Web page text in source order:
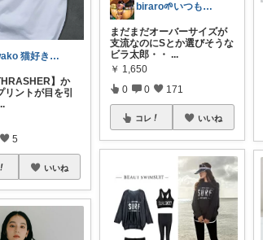
sawako 猫好き😽見て頂き感謝🙏
】か
リントが目を引
5
いいね
biraro🌱いつもありがとう♡
まだまだオーバーサイズが
支流なのにSとか選びそうな
ビラ太郎・・ ...
￥ 1,650
0 0 171
コレ いいね